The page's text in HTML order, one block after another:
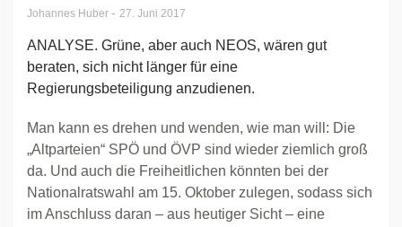
Johannes Huber - 27. Juni 2017
ANALYSE. Grüne, aber auch NEOS, wären gut
beraten, sich nicht länger für eine
Regierungsbeteiligung anzudienen.
Man kann es drehen und wenden, wie man will: Die
„Altparteien“ SPÖ und ÖVP sind wieder ziemlich groß
da. Und auch die Freiheitlichen könnten bei der
Nationalratswahl am 15. Oktober zulegen, sodass sich
im Anschluss daran – aus heutiger Sicht – eine